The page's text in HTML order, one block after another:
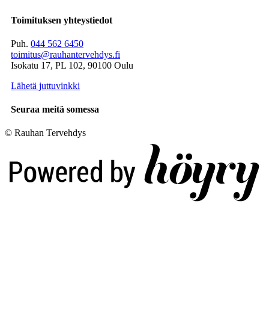
Toimituksen yhteystiedot
Puh. 044 562 6450
toimitus@rauhantervehdys.fi
Isokatu 17, PL 102, 90100 Oulu
Lähetä juttuvinkki
Seuraa meitä somessa
© Rauhan Tervehdys